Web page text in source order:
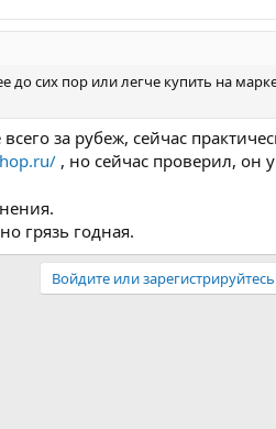
до сих пор или легче купить на
за рубеж, сейчас
, но сейчас проверил, он
грязь годная.
Войдите или